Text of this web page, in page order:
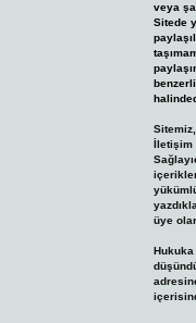
veya
Sitede
üye